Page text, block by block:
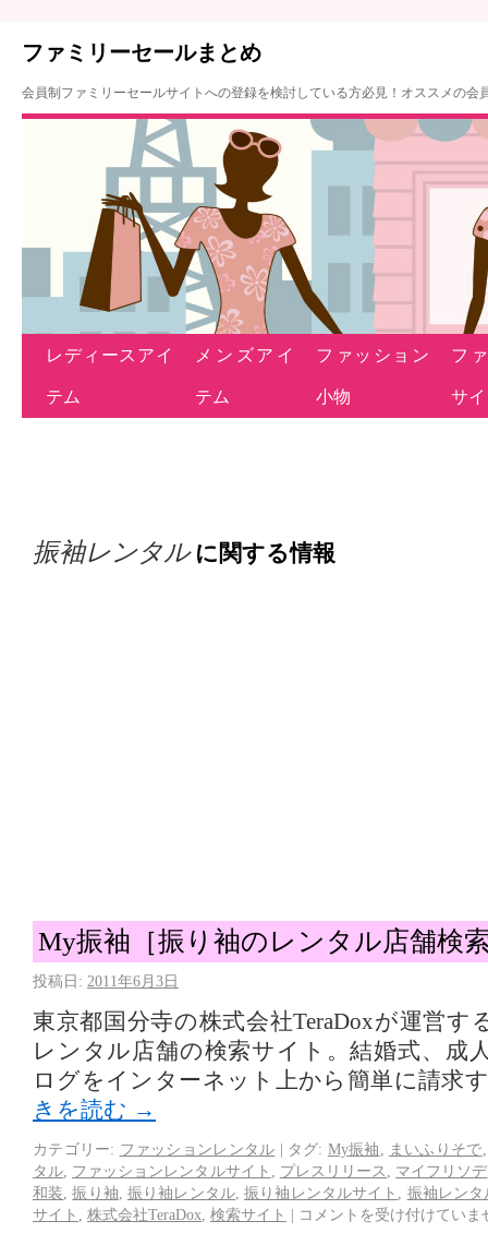
ファミリーセールまとめ
会員制ファミリーセールサイトへの登録を検討している方必見！オススメの
レディースアイ
テム
メンズアイ
テム
ファッション
小物
フ
サ
振袖レンタルに関する情報
My振袖［振り袖のレンタル店舗検
投稿日: 2011年6月3日
東京都国分寺の株式会社TeraDoxが運営す
レンタル店舗の検索サイト。結婚式、成
ログをインターネット上から簡単に請求
きを読む →
カテゴリー: ファッションレンタル | タグ: My振袖 まいふりそで
タル ファッションレンタルサイト プレスリリース マイフリソデ
和装 ,振り袖 振り袖レンタル,振り袖レンタルサイト
振袖レンタ
サイト
株式会社TeraDox 検索サイト | コメントを受け付けていま